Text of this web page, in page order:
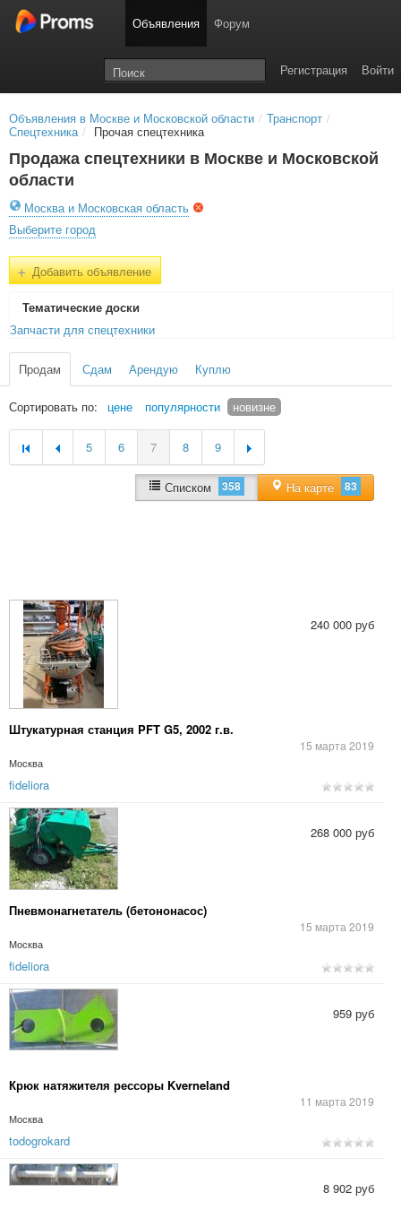
Объявления Форум
Войти
Регистрация
Объявления в Москве и Московской области / Транспорт /
Спецтехника / Прочая спецтехника
Продажа спецтехники в Москве и Московской
области
Москва и Московская область
Выберите город
+Добавить объявление
Тематичеcкие доски
Запчасти для спецтехники
Продам Сдам Арендую Куплю
Сортировать по: цене популярности новизне
5 6 7 8 9
Списком 358 На карте 83
Штукатурная станция PFT G5, 2002 г.в.
15 марта 2019
Москва
240 000 руб
fideliora
Пневмонагнетатель (бетононасос)
15 марта 2019
Москва
268 000 руб
fideliora
Крюк натяжителя рессоры Kverneland
11 марта 2019
Москва
959 руб
todogrokard
8 902 руб